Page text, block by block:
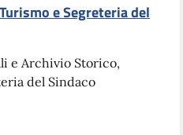
e Segreteria del
e Archivio Storico,
del Sindaco